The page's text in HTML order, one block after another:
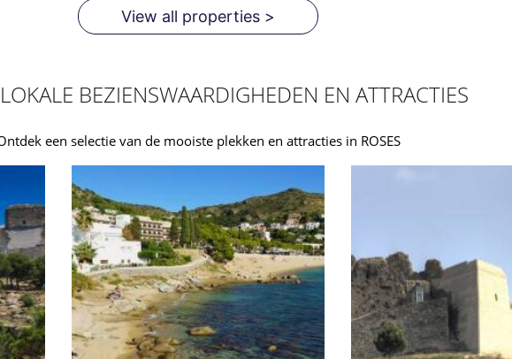
View all properties >
BEZIENSWAARDIGHEDEN EN ATTRACTIES
een selectie van de mooiste plekken en attracties in ROSES